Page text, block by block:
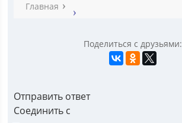
Главная
Поделиться с друзьями:
Отправить ответ
Соединить с